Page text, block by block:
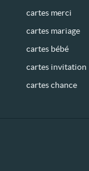
cartes merci
cartes mariage
cartes bébé
cartes invitation
cartes chance